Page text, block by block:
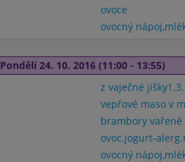
ovoce
ovocný
Pondělí 24. 10. 2016 (11:00 - 13:55)
z vaječné
vepřové maso v
brambory vařené
ovoc.jogurt-
ovocný